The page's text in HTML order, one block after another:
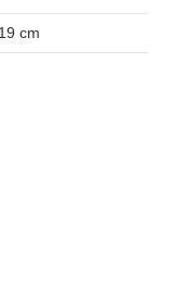
cm